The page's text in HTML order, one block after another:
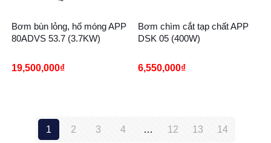
Bơm bùn lỏng, hố móng APP
80ADVS 53.7 (3.7KW)
19,500,000₫
Bơm chìm cắt tạp chất APP
DSK 05 (400W)
6,550,000₫
1 2 3 4 … 12 13 14